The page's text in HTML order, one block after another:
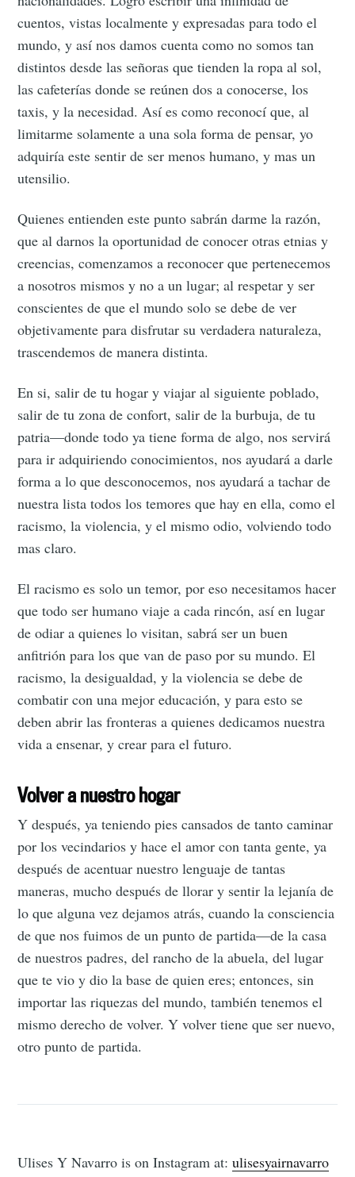
cuentos, vistas localmente y expresadas para todo el
mundo, y así nos damos cuenta como no somos tan
distintos desde las señoras que tienden la ropa al sol,
las cafeterías donde se reúnen dos a conocerse, los
taxis, y la necesidad. Así es como reconocí que, al
limitarme solamente a una sola forma de pensar, yo
adquiría este sentir de ser menos humano, y mas un
utensilio.
Quienes entienden este punto sabrán darme la razón,
que al darnos la oportunidad de conocer otras etnias y
creencias, comenzamos a reconocer que pertenecemos
a nosotros mismos y no a un lugar; al respetar y ser
conscientes de que el mundo solo se debe de ver
objetivamente para disfrutar su verdadera naturaleza,
trascendemos de manera distinta.
En si, salir de tu hogar y viajar al siguiente poblado,
salir de tu zona de confort, salir de la burbuja, de tu
patria—donde todo ya tiene forma de algo, nos servirá
para ir adquiriendo conocimientos, nos ayudará a darle
forma a lo que desconocemos, nos ayudará a tachar de
nuestra lista todos los temores que hay en ella, como el
racismo, la violencia, y el mismo odio, volviendo todo
mas claro.
El racismo es solo un temor, por eso necesitamos hacer
que todo ser humano viaje a cada rincón, así en lugar
de odiar a quienes lo visitan, sabrá ser un buen
anfitrión para los que van de paso por su mundo. El
racismo, la desigualdad, y la violencia se debe de
combatir con una mejor educación, y para esto se
deben abrir las fronteras a quienes dedicamos nuestra
vida a ensenar, y crear para el futuro.
Volver a nuestro hogar
Y después, ya teniendo pies cansados de tanto caminar
por los vecindarios y hace el amor con tanta gente, ya
después de acentuar nuestro lenguaje de tantas
maneras, mucho después de llorar y sentir la lejanía de
lo que alguna vez dejamos atrás, cuando la consciencia
de que nos fuimos de un punto de partida—de la casa
de nuestros padres, del rancho de la abuela, del lugar
que te vio y dio la base de quien eres; entonces, sin
importar las riquezas del mundo, también tenemos el
mismo derecho de volver. Y volver tiene que ser nuevo,
otro punto de partida.
Ulises Y Navarro is on Instagram at:ulisesyairnavarro
your inbox
Subscribe